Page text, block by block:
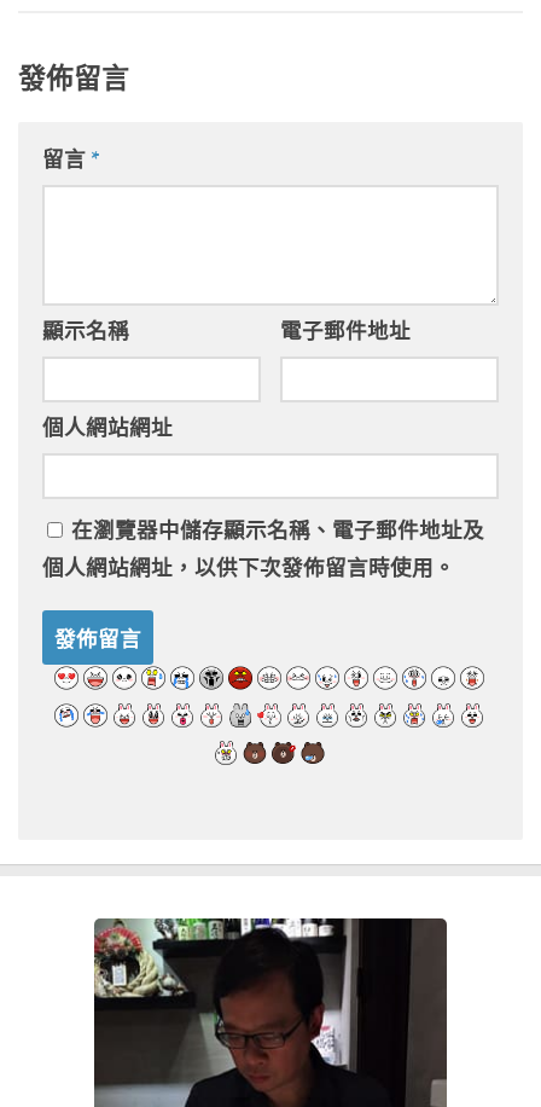
發佈留言
留言 *
顯示名稱 電子郵件地址
個人網站網址
在瀏覽器中儲存顯示名稱、電子郵件地址及
個人網站網址，以供下次發佈留言時使用。